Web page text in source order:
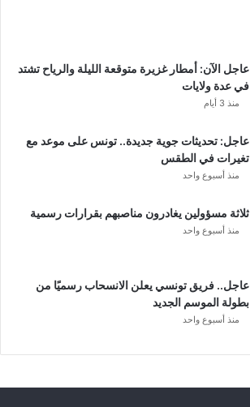
عاجل الآن: أمطار غزيرة متوقعة الليلة والرياح تشتد
في عدة ولايات
منذ 3 أيام
عاجل: تحديثات جوية جديدة.. تونس على موعد مع
تغيرات في الطقس
منذ أسبوع واحد
ثلاثة مسؤولين يغادرون مناصبهم بقرارات رسمية
منذ أسبوع واحد
عاجل.. فريق تونسي يعلن الانسحاب رسميًا من
بطولة الموسم الجديد
منذ أسبوع واحد